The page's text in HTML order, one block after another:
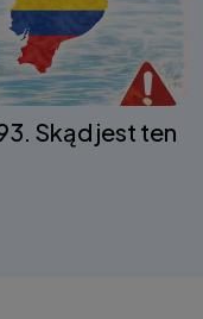
Skąd jest ten